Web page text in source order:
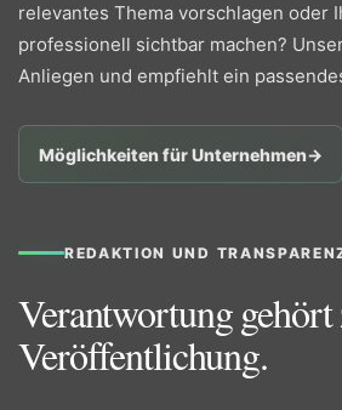
relevantes Thema vorschlagen oder
professionell sichtbar machen?
Anliegen und empfiehlt ein
Möglichkeiten für Unternehmen→
REDAKTION UND
Verantwortung
Veröffentlichung.